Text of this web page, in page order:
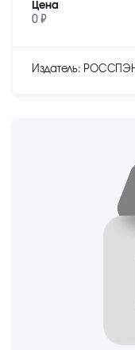
Цена
0 ₽
Издатель: